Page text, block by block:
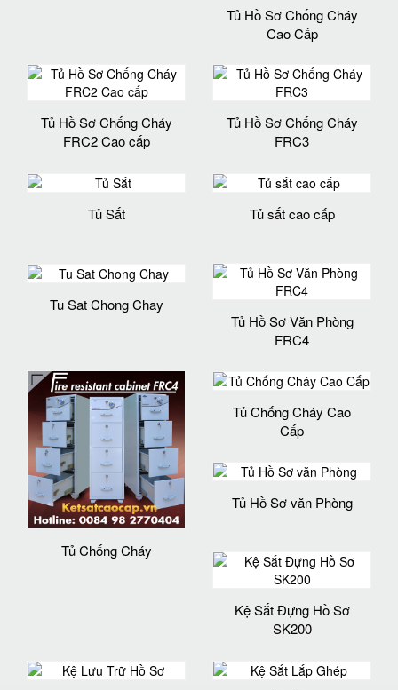
Tủ Hồ Sơ Chống Cháy
Cao Cấp
Tủ Hồ Sơ Chống Cháy
FRC2 Cao cấp
Tủ Hồ Sơ Chống Cháy
FRC3
Tủ Sắt Tủ sắt cao cấp
Tu Sat Chong Chay
Tủ Hồ Sơ Văn Phòng
FRC4
Tủ Chống Cháy
Tủ Chống Cháy Cao
Cấp
Tủ Hồ Sơ văn Phòng
Kệ Sắt Đựng Hồ Sơ
SK200